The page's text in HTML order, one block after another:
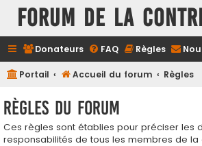
FORUM DE LA
Donateurs FAQ Règles
Portail Accueil du forum Règles
Règles du forum
Ces règles sont établies pour préciser les
responsabilités de tous les membres de